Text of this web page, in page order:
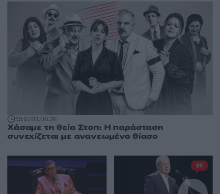
15:0201.08.26
Χάσαμε τη θεία Στοπ: Η παράσταση
συνεχίζεται με ανανεωμένο θίασο
25